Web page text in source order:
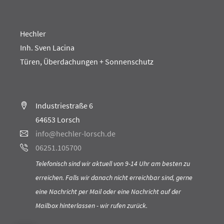
Hechler
Inh. Sven Lacina
Türen, Überdachungen + Sonnenschutz
Industriestraße 6
64653 Lorsch
info@hechler-lorsch.de
06251.105700
Telefonisch sind wir aktuell von 9-14 Uhr am besten zu
erreichen. Falls wir danach nicht erreichbar sind, gerne
eine Nachricht per Mail oder eine Nachricht auf der
Mailbox hinterlassen - wir rufen zurück.